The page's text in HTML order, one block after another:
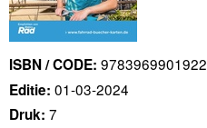
ISBN / CODE: 9783969901922
Editie: 01-03-2024
Druk: 7